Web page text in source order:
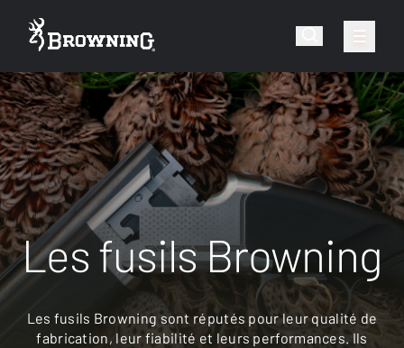
Les fusils Browning
Les fusils Browning sont réputés pour leur qualité de
fabrication, leur fiabilité et leurs performances. Ils